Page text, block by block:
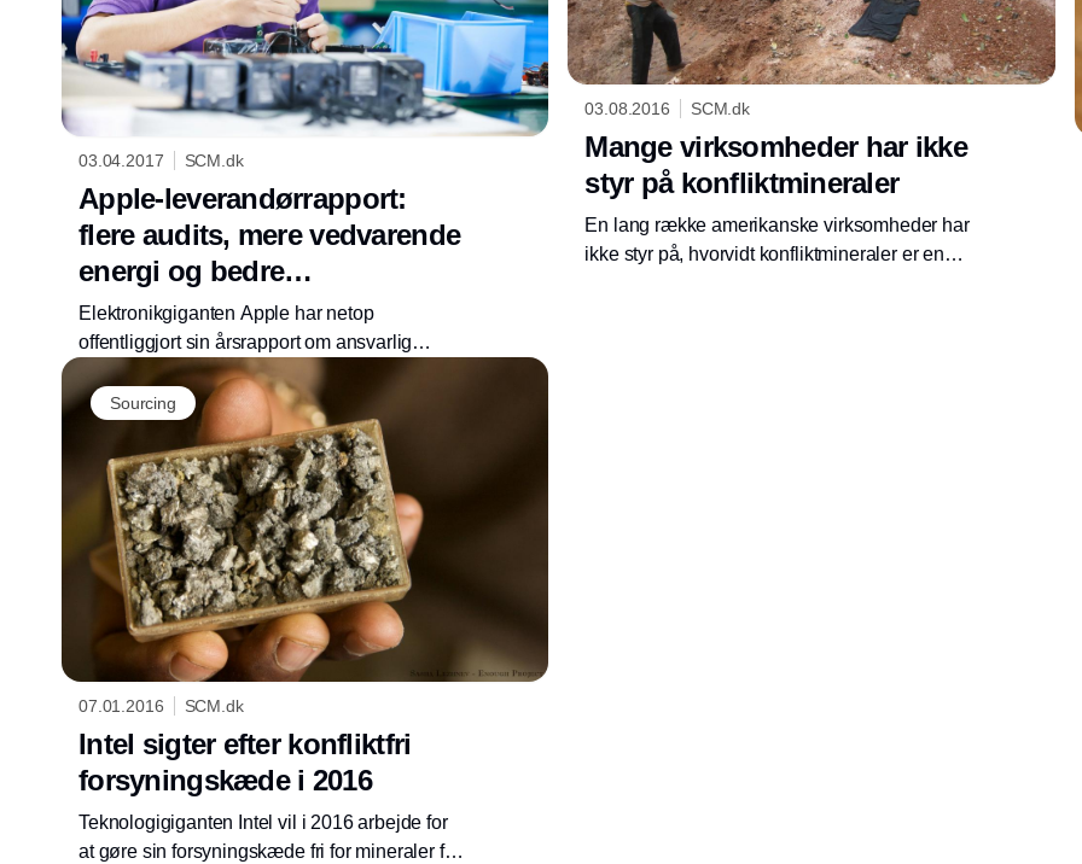
03.04.2017 SCM.dk
Apple-leverandørrapport:
flere audits, mere vedvarende
energi og bedre
arbejdsforhold
Elektronikgiganten Apple har netop
offentliggjort sin årsrapport om ansvarlig
leverandørstyring, og ifølge selskabet selv er
der fremskridt på stort set alle områder,
samtidig med at man anerkender, at der stadig
er arbejde, der skal gøres.
03.08.2016 SCM.dk
Mange virksomheder har ikke
styr på konfliktmineraler
En lang række amerikanske virksomheder har
ikke styr på, hvorvidt konfliktmineraler er en
Sourcing
07.01.2016 SCM.dk
Intel sigter efter konfliktfri
forsyningskæde i 2016
Teknologigiganten Intel vil i 2016 arbejde for
at gøre sin forsyningskæde fri for mineraler fra